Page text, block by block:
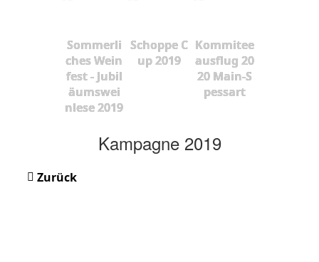
Sommerli
ches Wein
fest - Jubil
äumswei
nlese 2019
Schoppe C
up 2019
Kommitee
ausflug 20
20 Main-S
pessart
Kampagne 2019
Zurück